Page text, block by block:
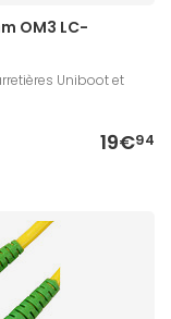
OM3 LC-
Uniboot et
19€94